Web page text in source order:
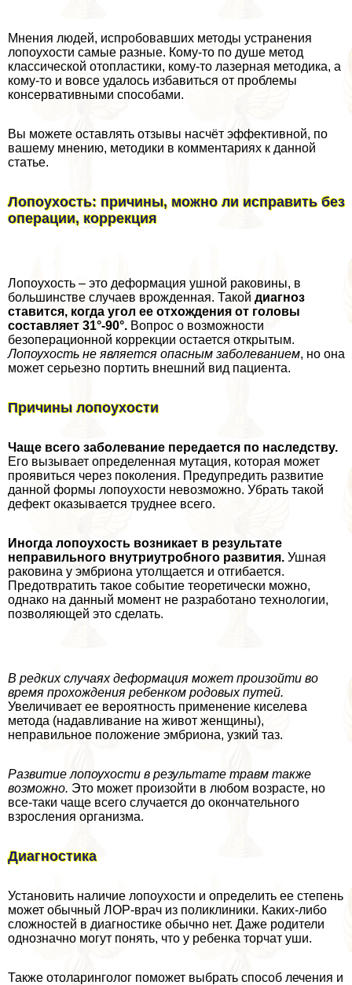
Мнения людей, испробовавших методы устранения
лопоухости самые разные. Кому-то по душе метод
классической отопластики, кому-то лазерная методика, а
кому-то и вовсе удалось избавиться от проблемы
консервативными способами.
Вы можете оставлять отзывы насчёт эффективной, по
вашему мнению, методики в комментариях к данной
статье.
Лопоухость: причины, можно ли исправить без
операции, коррекция
Лопоухость – это деформация ушной paковины, в
большинстве случаев врожденная. Такой диагноз
ставится, когда угол ее отхождения от головы
составляет 31°-90°. Вопрос о возможности
безоперационной коррекции остается открытым.
Лопоухость не является опасным заболеванием, но она
может серьезно портить внешний вид пациента.
Причины лопоухости
Чаще всего заболевание передается по наследству.
Его вызывает определенная мутация, которая может
проявиться через поколения. Предупредить развитие
данной формы лопоухости невозможно. Убрать такой
дефект оказывается труднее всего.
Иногда лопоухость возникает в результате
неправильного внутриутробного развития. Ушная
paковина у эмбриона утолщается и отгибается.
Предотвратить такое событие теоретически можно,
однако на данный момент не разработано технологии,
позволяющей это сделать.
В редких случаях деформация может произойти во
время прохождения ребенком родовых путей.
Увеличивает ее вероятность применение киселева
метода (надавливание на живот женщины),
неправильное положение эмбриона, узкий таз.
Развитие лопоухости в результате травм также
возможно. Это может произойти в любом возрасте, но
все-таки чаще всего случается до окончательного
взросления организма.
Диагностика
Установить наличие лопоухости и определить ее степень
может обычный ЛОР-врач из поликлиники. Каких-либо
сложностей в диагностике обычно нет. Даже родители
однозначно могут понять, что у ребенка торчат уши.
Также отоларинголог поможет выбрать способ лечения и